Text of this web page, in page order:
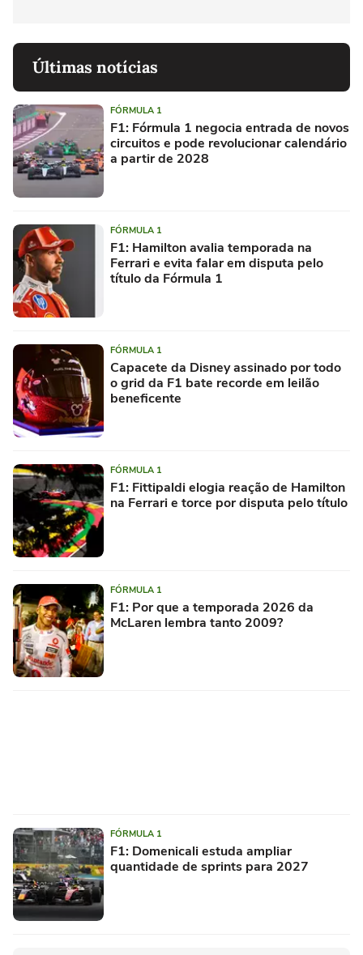
Últimas notícias
FÓRMULA 1
F1: Fórmula 1 negocia entrada de novos
circuitos e pode revolucionar calendário
a partir de 2028
FÓRMULA 1
F1: Hamilton avalia temporada na
Ferrari e evita falar em disputa pelo
título da Fórmula 1
FÓRMULA 1
Capacete da Disney assinado por todo
o grid da F1 bate recorde em leilão
beneficente
FÓRMULA 1
F1: Fittipaldi elogia reação de Hamilton
na Ferrari e torce por disputa pelo título
FÓRMULA 1
F1: Por que a temporada 2026 da
McLaren lembra tanto 2009?
FÓRMULA 1
F1: Domenicali estuda ampliar
quantidade de sprints para 2027